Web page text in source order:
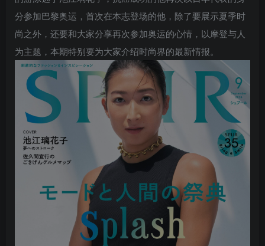
分参加巴黎奥运，首次在本志登场的他，除了要展示夏季时
尚之外，还要和大家分享再次参加奥运的心情，以摩登与人
为主题，本期特别要为大家介绍时尚界的最新情报。